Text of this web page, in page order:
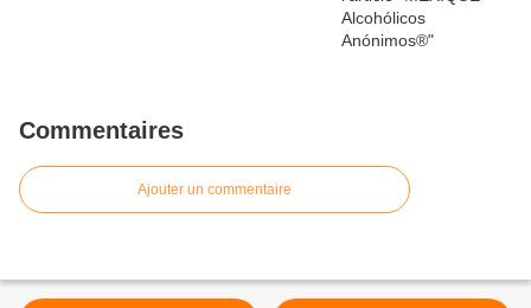
Commentaires
Ajouter un commentaire